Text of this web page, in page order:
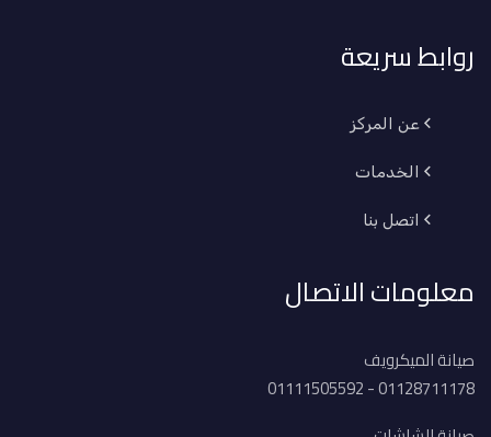
روابط سريعة
عن المركز
الخدمات
اتصل بنا
معلومات الاتصال
صيانة الميكرويف
01128711178 - 01111505592